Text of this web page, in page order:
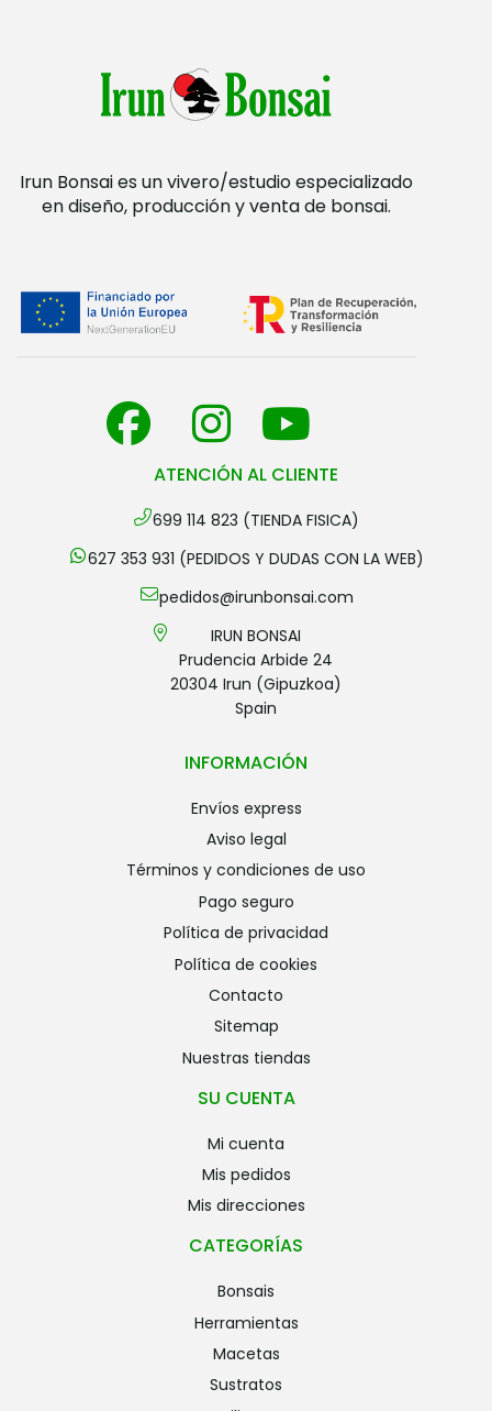
Irun Bonsai es un vivero/estudio especializado
en diseño, producción y venta de bonsai.
ATENCIÓN AL CLIENTE
699 114 823 (TIENDA FISICA)
627 353 931 (PEDIDOS Y DUDAS CON LA WEB)
pedidos@irunbonsai.com
IRUN BONSAI
Prudencia Arbide 24
20304 Irun (Gipuzkoa)
Spain
INFORMACIÓN
envíos express
aviso legal
términos y condiciones de uso
pago seguro
política de privacidad
política de cookies
contacto
sitemap
nuestras tiendas
SU CUENTA
mi cuenta
mis pedidos
mis direcciones
CATEGORÍAS
bonsais
herramientas
macetas
sustratos